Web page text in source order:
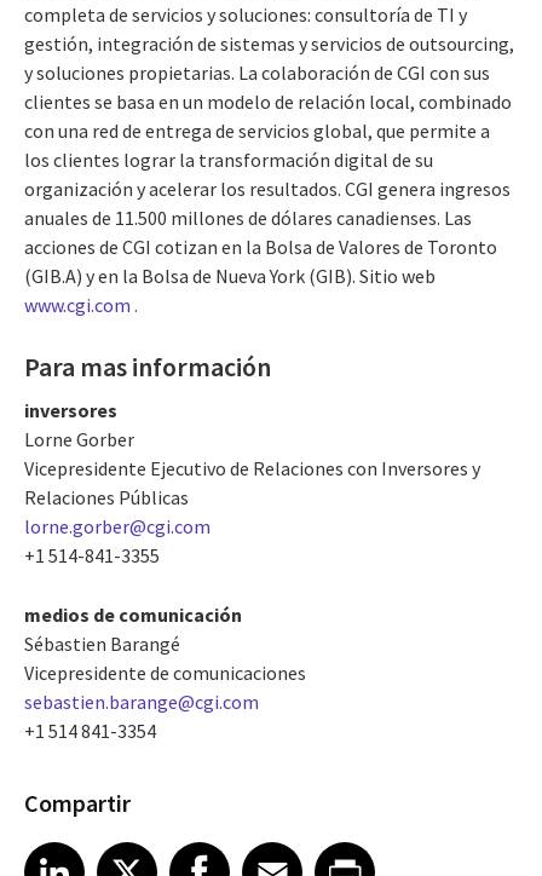
completa de servicios y soluciones: consultoría de TI y
gestión, integración de sistemas y servicios de outsourcing,
y soluciones propietarias. La colaboración de CGI con sus
clientes se basa en un modelo de relación local, combinado
con una red de entrega de servicios global, que permite a
los clientes lograr la transformación digital de su
organización y acelerar los resultados. CGI genera ingresos
anuales de 11.500 millones de dólares canadienses. Las
acciones de CGI cotizan en la Bolsa de Valores de Toronto
(GIB.A) y en la Bolsa de Nueva York (GIB). Sitio web
www.cgi.com .
Para mas información
inversores
Lorne Gorber
Vicepresidente Ejecutivo de Relaciones con Inversores y
Relaciones Públicas
lorne.gorber@cgi.com
+1 514-841-3355
medios de comunicación
Sébastien Barangé
Vicepresidente de comunicaciones
sebastien.barange@cgi.com
+1 514 841-3354
Compartir
Share article on LinkedIn
LinkedIn
Share article on XShare article on Facebook
Facebook
Share article on Email
EmailShare article on Print